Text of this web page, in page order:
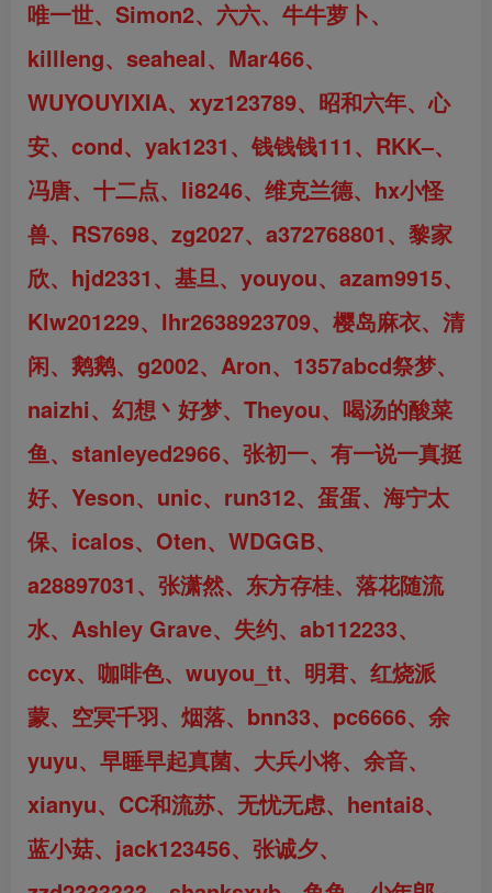
唯一世、 Simon2、 六六、 牛牛萝卜、
killleng、 seaheal、 Mar466、
WUYOUYIXIA、xyz123789、昭和六年、心
安、cond、yak1231、钱钱钱111、RKK–、
冯唐、 十二点、 li8246、 维克兰德、 hx小怪
兽、RS7698、zg2027、a372768801、黎家
欣、hjd2331、 基旦、 youyou、 azam9915、
Klw201229、 lhr2638923709、 樱岛麻衣、清
闲、鹅鹅、 g2002、 Aron、 1357abcd祭梦、
naizhi、幻想丶好梦、 Theyou、 喝汤的酸菜
鱼、 stanleyed2966、 张初一、有一说一真挺
好、Yeson、unic、 run312、蛋蛋、海宁太
保、icalos、Oten、WDGGB、
a28897031、张潇然、东方存桂、落花随流
水、Ashley Grave、 失约、ab112233、
ccyx、咖啡色、 wuyou_tt、 明君、红烧派
蒙、空冥千羽、 烟落、 bnn33、pc6666、余
yuyu、 早睡早起真菌、 大兵小将、余音、
xianyu、CC和流苏、 无忧无虑、 hentai8、
蓝小菇、jack123456、 张诚夕、